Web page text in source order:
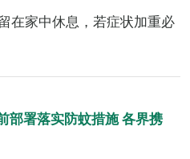
在家中休息，若症状加重必
部署落实防蚊措施 各界携